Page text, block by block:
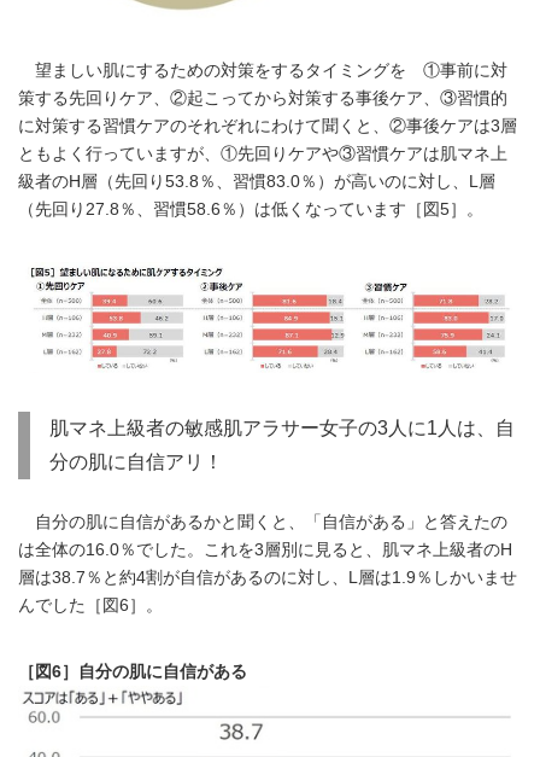
望ましい肌にするための対策をするタイミングを ①事前に対
策する先回りケア、②起こってから対策する事後ケア、③習慣的
に対策する習慣ケアのそれぞれにわけて聞くと、②事後ケアは3層
ともよく行っていますが、①先回りケアや③習慣ケアは肌マネ上
級者のH層（先回り53.8％、習慣83.0％）が高いのに対し、L層
（先回り27.8％、習慣58.6％）は低くなっています［図5］。
肌マネ上級者の敏感肌アラサー女子の3人に1人は、自
分の肌に自信アリ！
自分の肌に自信があるかと聞くと、「自信がある」と答えたの
は全体の16.0％でした。これを3層別に見ると、肌マネ上級者のH
層は38.7％と約4割が自信があるのに対し、L層は1.9％しかいませ
んでした［図6］。
［図6］自分の肌に自信がある